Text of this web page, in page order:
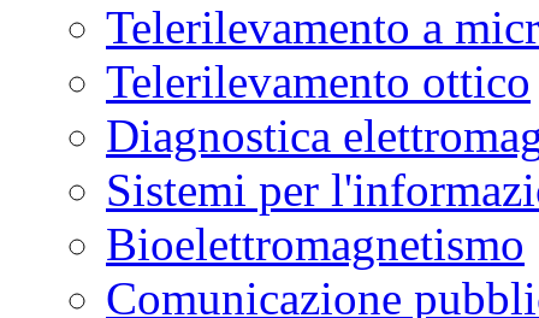
Telerilevamento a
Telerilevamento ottico
Diagnostica
Sistemi per
Bioelettromagnetismo
Comunicazione